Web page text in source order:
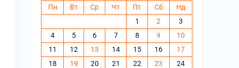
Пн
Вт Ср Чт Пт Сб
Нд
1
2
3
4
5 6 7 8 9
10
11
12 13 14 15 16
17
18
19 20 21 22 23
24